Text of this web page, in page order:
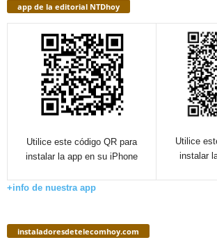
app de la editorial NTDhoy
Utilice este código QR para
instalar la app en su iPhone
Utilice
instalar
+info de nuestra app
instaladoresdetelecomhoy.com